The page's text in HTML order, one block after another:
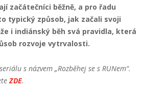
začátečníci běžně, a pro řadu
typický způsob, jak začali svoji
i indiánský běh svá pravidla, která
rozvoje vytrvalosti.
s názvem „Rozběhej se s RUNem“.
ZDE.